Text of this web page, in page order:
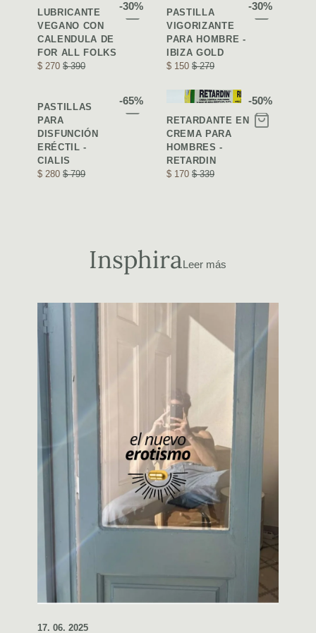
-30%
LUBRICANTE
VEGANO CON
CALENDULA DE
FOR ALL FOLKS
$ 270$ 390
-30%
PASTILLA
VIGORIZANTE
PARA HOMBRE -
IBIZA GOLD
$ 150 $ 279
-65%
PASTILLAS
PARA
DISFUNCIÓN
ERÉCTIL -
CIALIS
$ 280$ 799
-50%
RETARDANTE EN
CREMA PARA
HOMBRES -
RETARDIN
$ 170 $ 339
InsphiraLeer más
17. 06. 2025